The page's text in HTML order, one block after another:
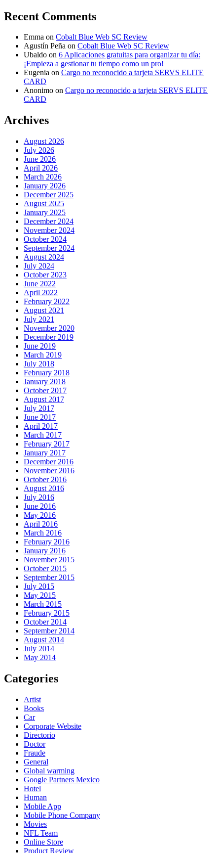
Recent Comments
Emma on Cobalt Blue Web SC Review
Agustín Peña on Cobalt Blue Web SC Review
Ubaldo on 6 Aplicaciones gratuitas para organizar tu día:
¡Empieza a gestionar tu tiempo como un pro!
Eugenia on Cargo no reconocido a tarjeta SERVS ELITE
CARD
Anonimo on Cargo no reconocido a tarjeta SERVS ELITE
CARD
Archives
August 2026
July 2026
June 2026
April 2026
March 2026
January 2026
December 2025
August 2025
January 2025
December 2024
November 2024
October 2024
September 2024
August 2024
July 2024
October 2023
June 2022
April 2022
February 2022
August 2021
July 2021
November 2020
December 2019
June 2019
March 2019
July 2018
February 2018
January 2018
October 2017
August 2017
July 2017
June 2017
April 2017
March 2017
February 2017
January 2017
December 2016
November 2016
October 2016
August 2016
July 2016
June 2016
May 2016
April 2016
March 2016
February 2016
January 2016
November 2015
October 2015
September 2015
July 2015
May 2015
March 2015
February 2015
October 2014
September 2014
August 2014
July 2014
May 2014
Categories
Artist
Books
Car
Corporate Website
Directorio
Doctor
Fraude
General
Global warming
Google Partners Mexico
Hotel
Human
Mobile App
Mobile Phone Company
Movies
NFL Team
Online Store
Product Review